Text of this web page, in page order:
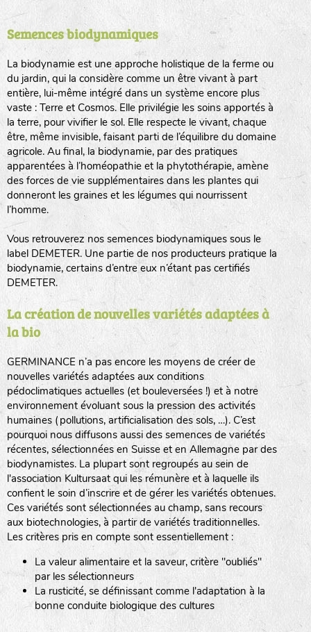
Semences biodynamiques
La biodynamie est une approche holistique de la ferme ou
du jardin, qui la considère comme un être vivant à part
entière, lui-même intégré dans un système encore plus
vaste : Terre et Cosmos. Elle privilégie les soins apportés à
la terre, pour vivifier le sol. Elle respecte le vivant, chaque
être, même invisible, faisant parti de l’équilibre du domaine
agricole. Au final, la biodynamie, par des pratiques
apparentées à l’homéopathie et la phytothérapie, amène
des forces de vie supplémentaires dans les plantes qui
donneront les graines et les légumes qui nourrissent
l’homme.
Vous retrouverez nos semences biodynamiques sous le
label DEMETER. Une partie de nos producteurs pratique la
biodynamie, certains d’entre eux n’étant pas certifiés
DEMETER.
La création de nouvelles variétés adaptées à
la bio
GERMINANCE n’a pas encore les moyens de créer de
nouvelles variétés adaptées aux conditions
pédoclimatiques actuelles (et bouleversées !) et à notre
environnement évoluant sous la pression des activités
humaines (pollutions, artificialisation des sols, …). C’est
pourquoi nous diffusons aussi des semences de variétés
récentes, sélectionnées en Suisse et en Allemagne par des
biodynamistes. La plupart sont regroupés au sein de
l'association Kultursaat qui les rémunère et à laquelle ils
confient le soin d’inscrire et de gérer les variétés obtenues.
Ces variétés sont sélectionnées au champ, sans recours
aux biotechnologies, à partir de variétés traditionnelles.
Les critères pris en compte sont essentiellement :
La valeur alimentaire et la saveur, critère "oubliés"
par les sélectionneurs
La rusticité, se définissant comme l'adaptation à la
bonne conduite biologique des cultures
BINGENHEIMER SAATGUT (BGH)
www.bingenheimersaatgut.de
DE BOLSTER (DBO)
www.bolster.nl
GRAINE DEL PAÏS (GDP)
www.grainesdelpais.com
JARDIN EN’VIE (JEV)
LA BOITE A GRAINES (LBAG)
LA RÉFÉRENCE :F BEL20BPA1A (en haut à gauche)
F : Fleurs.
Les autres catégories étant :
: Engrais vert
L: Légumes
A: Aromatiques
BEL : Code de la variété
(Ici Belle de nuit)
20 : Année de récolte(ici 2020)
BPA : Initiales du producteur ou du fournisseur de la
semence.
1 : Numéro d’ordre du lot
A : Sans calibre.
G: Gros
M: Moyen calibre
P: Petit calibre
animaux sauvages
biodiversité cultivée
Légumes feuilles
Légumes racines
Plantes aromatiques